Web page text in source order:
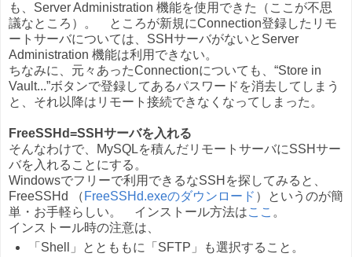
も、Server Administration 機能を使用できた（ここが不思
議なところ）。 ところが新規にConnection登録したリモ
ートサーバについては、SSHサーバがないとServer
Administration 機能は利用できない。
ちなみに、元々あったConnectionについても、“Store in
Vault...”ボタンで登録してあるパスワードを消去してしまう
と、それ以降はリモート接続できなくなってしまった。
FreeSSHd=SSHサーバを入れる
そんなわけで、MySQLを積んだリモートサーバにSSHサー
バを入れることにする。
Windowsでフリーで利用できるなSSHを探してみると、
FreeSSHd （ FreeSSHd.exeのダウンロード ）というのが簡
単・お手軽らしい。 インストール方法はここ 。
インストール時の注意は、
「Shell」ととももに「SFTP」も選択すること。